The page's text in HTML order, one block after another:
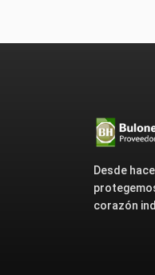
Desde
corazón